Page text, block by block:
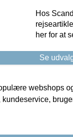
Hos
her for at
Se
webshops